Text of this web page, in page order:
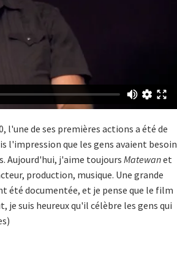
l'une de ses premières actions a été de
l'impression que les gens avaient besoin
Aujourd'hui, j'aime toujoursMatewanet
production, musique. Une grande
été documentée, et je pense que le film
suis heureux qu'il célèbre les gens qui